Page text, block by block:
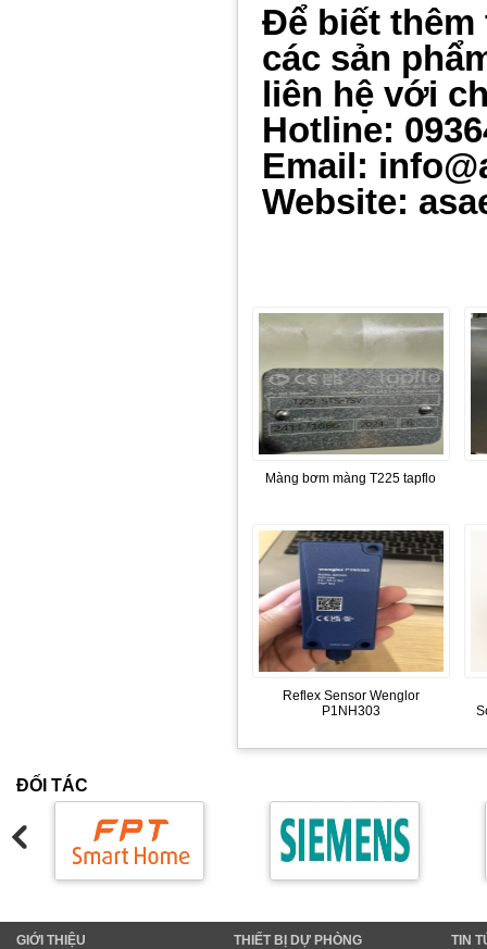
Để biết thêm
các sản ph
liên hệ với
Hotline:
Email:
Website:
Màng bơm màng T225 tapflo
Reflex Sensor Wenglor
P1NH303
ĐỐI TÁC
GIỚI THIỆU THIẾT BỊ DỰ PHÒNG TIN